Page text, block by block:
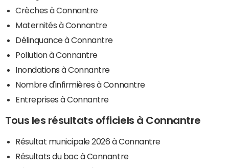
Crèches à Connantre
Maternités à Connantre
Délinquance à Connantre
Pollution à Connantre
Inondations à Connantre
Nombre d'infirmières à Connantre
Entreprises à Connantre
Tous les résultats officiels à Connantre
Résultat municipale 2026 à Connantre
Résultats du bac à Connantre